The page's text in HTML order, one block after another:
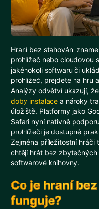
Hraní bez stahování
prohlížeč nebo cloudovou
jakéhokoli softwaru či
prohlížeč, přejdete na hru
Analýzy odvětví ukazují,
doby instalace a nároky
úložiště. Platformy jako
Safari nyní nativně
prohlížeči je dostupné
Zejména příležitostní hráči
chtějí hrát bez
softwarové knihovny.
Co je hraní
funguje?